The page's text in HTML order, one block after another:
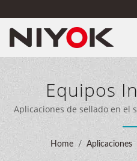
Equipos
Aplicaciones de sellado en el
Home / Aplicaciones